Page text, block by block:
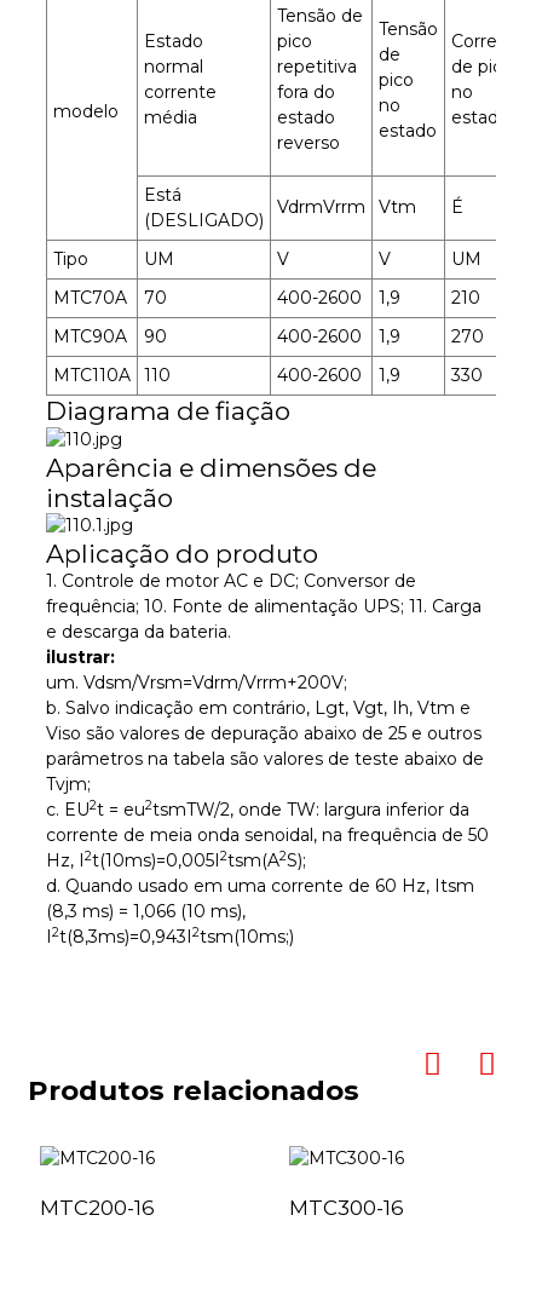
modelo
Estado
normal
corrente
média
Tensão de
pico
repetitiva
fora do
estado
reverso
Tensão
de
pico
no
estado
Corrente
de pico
no
estado
Está
(DESLIGADO)
VdrmVrrm Vtm É
Tipo UM V V UM
MTC70A
70 400-2600 1,9 210
MTC90A
90 400-2600 1,9 270
MTC110A
110 400-2600 1,9 330
Diagrama de fiação
Aparência e dimensões de
instalação
Aplicação do produto
1. Controle de motor AC e DC; Conversor de
frequência; 10. Fonte de alimentação UPS; 11. Carga
e descarga da bateria.
ilustrar:
um. Vdsm/Vrsm=Vdrm/Vrrm+200V;
b. Salvo indicação em contrário, Lgt, Vgt, Ih, Vtm e
Viso são valores de depuração abaixo de 25 e outros
parâmetros na tabela são valores de teste abaixo de
Tvjm;
c. EU2t = eu2tsmTW/2, onde TW: largura inferior da
corrente de meia onda senoidal, na frequência de 50
Hz, I
2t(10ms)=0,005I 2tsm(A2S);
d. Quando usado em uma corrente de 60 Hz, Itsm
(8,3 ms) = 1,066 (10 ms),
2t(8,3ms)=0,943I 2tsm(10ms;)
Produtos relacionados
MTC200-16 MTC300-16